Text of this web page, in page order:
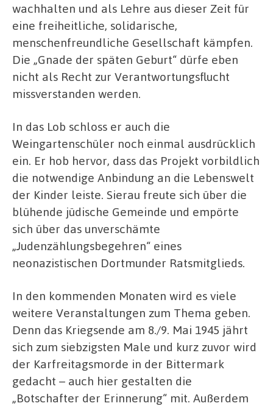
wachhalten und als Lehre aus dieser Zeit für
eine freiheitliche, solidarische,
menschenfreundliche Gesellschaft kämpfen.
Die „Gnade der späten Geburt“ dürfe eben
nicht als Recht zur Verantwortungsflucht
missverstanden werden.
In das Lob schloss er auch die
Weingartenschüler noch einmal ausdrücklich
ein. Er hob hervor, dass das Projekt vorbildlich
die notwendige Anbindung an die Lebenswelt
der Kinder leiste. Sierau freute sich über die
blühende jüdische Gemeinde und empörte
sich über das unverschämte
„Judenzählungsbegehren“ eines
neonazistischen Dortmunder Ratsmitglieds.
In den kommenden Monaten wird es viele
weitere Veranstaltungen zum Thema geben.
Denn das Kriegsende am 8./9. Mai 1945 jährt
sich zum siebzigsten Male und kurz zuvor wird
der Karfreitagsmorde in der Bittermark
gedacht – auch hier gestalten die
„Botschafter der Erinnerung“ mit. Außerdem